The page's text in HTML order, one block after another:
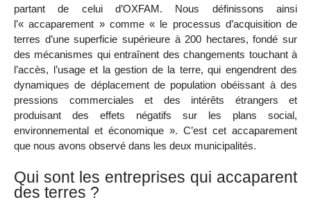
partant de celui d’OXFAM. Nous définissons ainsi
l’« accaparement » comme « le processus d’acquisition de
terres d’une superficie supérieure à 200 hectares, fondé sur
des mécanismes qui entraînent des changements touchant à
l’accès, l’usage et la gestion de la terre, qui engendrent des
dynamiques de déplacement de population obéissant à des
pressions commerciales et des intérêts étrangers et
produisant des effets négatifs sur les plans social,
environnemental et économique ». C’est cet accaparement
que nous avons observé dans les deux municipalités.
Qui sont les entreprises qui accaparent
des terres ?